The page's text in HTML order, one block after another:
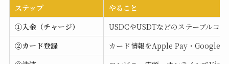
ステップ
やること
①入金（チャージ）
USDCやUSDTなどのステーブルコ
②カード登録
カード情報をApple Pay・Google